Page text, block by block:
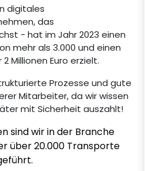
digitales
das
- hat im Jahr 2023 einen
mehr als 3.000 und einen
Millionen Euro erzielt.
Prozesse und gute
Mitarbeiter, da wir wissen
mit Sicherheit auszahlt!
sind wir in der Branche
über 20.000 Transporte